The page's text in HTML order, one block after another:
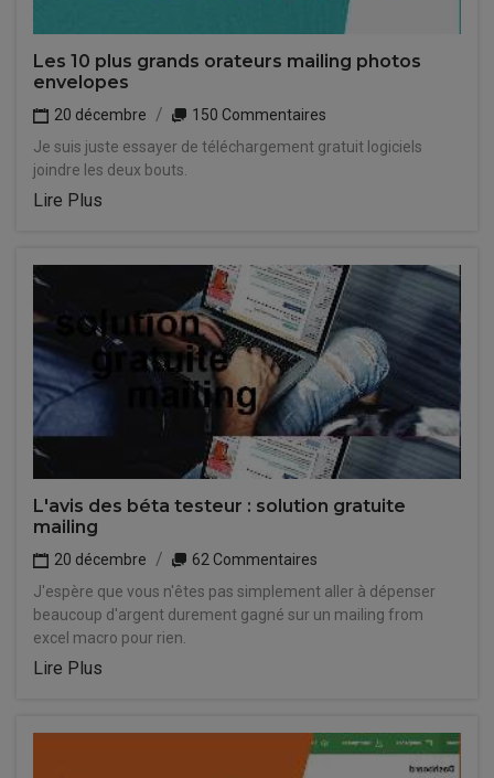
Les 10 plus grands orateurs mailing photos
envelopes
20 décembre
150 Commentaires
Je suis juste essayer de téléchargement gratuit logiciels
joindre les deux bouts.
Lire Plus
L'avis des béta testeur : solution gratuite
mailing
20 décembre
62 Commentaires
J'espère que vous n'êtes pas simplement aller à dépenser
beaucoup d'argent durement gagné sur un mailing from
excel macro pour rien.
Lire Plus